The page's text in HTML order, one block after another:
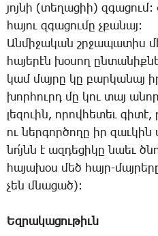
յոյ­նի (տե­ղա­ցիի)
հա­յու զգա­ցու­մը չքա­նայ:
Ան­մի­ջա­կան շրջա­պա­տիս
հա­յե­րէն խօ­սող
կամ մայ­րը կը բար­կա­նայ
խոր­հուրդ մը կու տայ
լե­զո­ւին, ո­րով­հե­տեւ գի­տէ,
ու ներ­գոր­ծո­ղը իր զաւ­կին
նո՛յնն­ է ազ­դե­ցի­կը նաեւ
հա­յա­խօս մեծ հայր-
չեն մնա­ցած):
Եզ­րա­կա­ցու­թիւն